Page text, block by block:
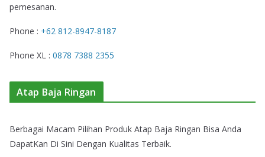
pemesanan.
Phone : +62 812-8947-8187
Phone XL : 0878 7388 2355
Atap Baja Ringan
Berbagai Macam Pilihan Produk Atap Baja Ringan Bisa Anda
DapatKan Di Sini Dengan Kualitas Terbaik.